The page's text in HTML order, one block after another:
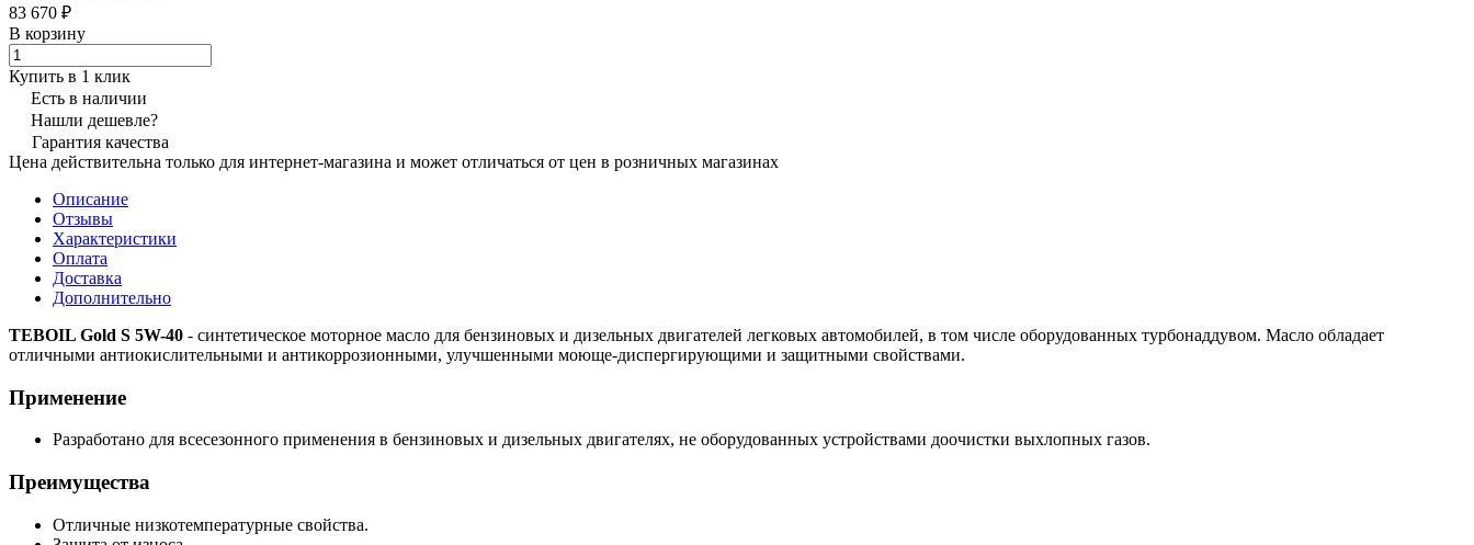
83 670 ₽
В корзину
Купить в 1 клик
Есть в наличии
Нашли дешевле?
Гарантия качества
Цена действительна только для интернет-магазина и может отличаться от цен в розничных магазинах
Описание
Отзывы
Характеристики
Оплата
Доставка
Дополнительно
TEBOIL Gold S 5W-40 - синтетическое моторное масло для бензиновых и дизельных двигателей легковых автомобилей, в том числе оборудованных турбонаддувом. Масло обладает
отличными антиокислительными и антикоррозионными, улучшенными моюще-диспергирующими и защитными свойствами.
Применение
Разработано для всесезонного применения в бензиновых и дизельных двигателях, не оборудованных устройствами доочистки выхлопных газов.
Преимущества
Отличные низкотемпературные свойства.